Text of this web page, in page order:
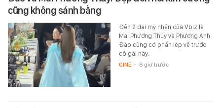
cũng không sánh bằng
Đến 2 đại mỹ nhân của Vbiz là
Mai Phương Thúy và Phương Anh
Đào cũng có phần lép vế trước
cô gái này.
CINE - 6 giờ trước